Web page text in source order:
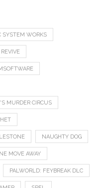
SYSTEM WORKS
MURDER CIRCUS
NAUGHTY DOG
MOVE AWAY
PALWORLD: FEYBREAK DLC